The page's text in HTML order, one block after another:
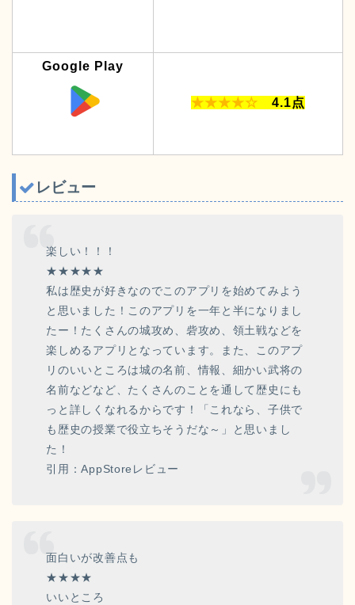
Google Play
★★★★☆ 4.1点
レビュー
楽しい！！！
★★★★★
私は歴史が好きなのでこのアプリを始めてみよう
と思いました！このアプリを一年と半になりまし
たー！たくさんの城攻め、砦攻め、領土戦などを
楽しめるアプリとなっています。また、このアプ
リのいいところは城の名前、情報、細かい武将の
名前などなど、たくさんのことを通して歴史にも
っと詳しくなれるからです！「これなら、子供で
も歴史の授業で役立ちそうだな～」と思いまし
た！
引用：AppStoreレビュー
面白いが改善点も
★★★★
いいところ